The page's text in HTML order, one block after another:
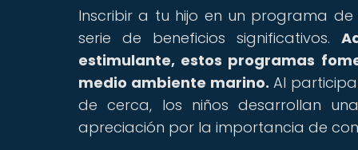
Inscribir a tu hijo en un programa
serie de beneficios significativos.
estimulante, estos programas
medio ambiente marino. Al
de cerca, los niños desarrollan
apreciación por la importancia de